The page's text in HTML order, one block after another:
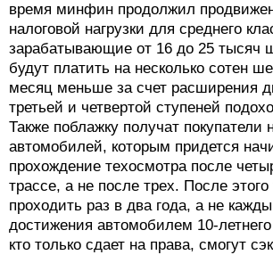
время минфин продолжил
налоговой нагрузки для среднего
зарабатывающие от 16 до 25 тысяч
будут платить на несколько сотен
месяц меньше за счет расширения
третьей и четвертой ступеней
Также поблажку получат покупатели
автомобилей, которым придется
прохождение техосмотра после
трассе, а не после трех. После этого
проходить раз в два года, а не
достижения автомобилем 10-
кто только сдает на права, смогут